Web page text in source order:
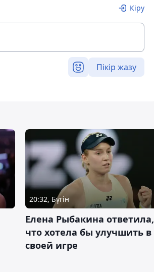
Кіру
Пікір жазу
20:32, Бүгін
Елена Рыбакина ответила,
что хотела бы улучшить в
своей игре